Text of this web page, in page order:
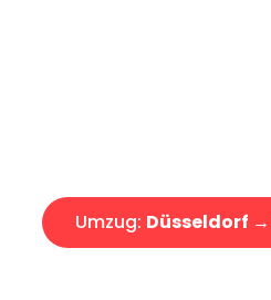
Umzug: Düsseldorf